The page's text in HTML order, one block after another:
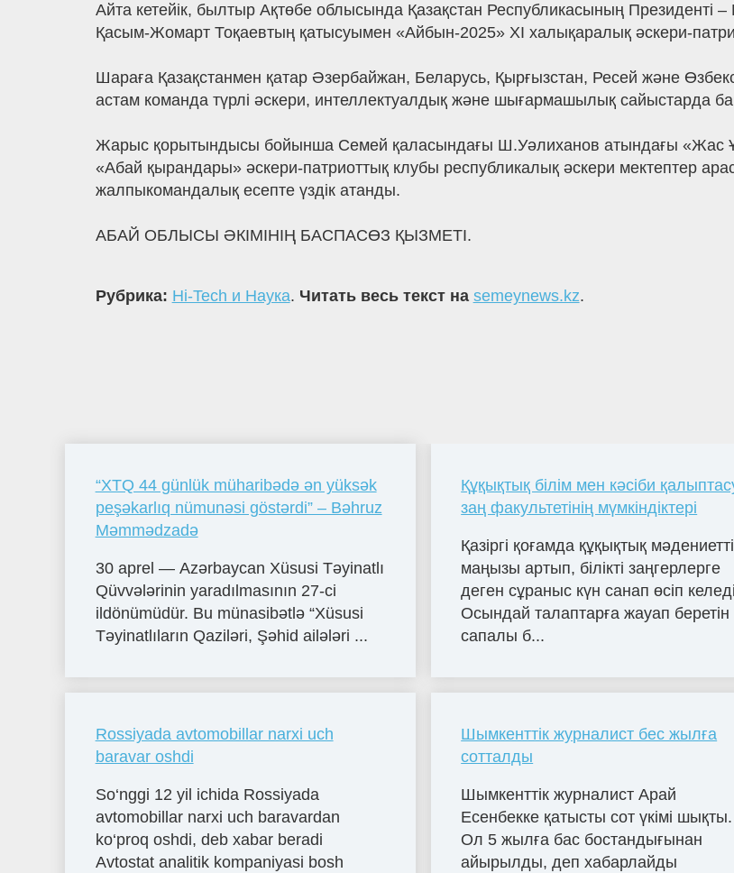
Айта кетейік, былтыр Ақтөбе облысында Қазақстан Республикасының
Қасым-Жомарт Тоқаевтың қатысуымен «Айбын-2025» XI халықаралық әскери-
Шараға Қазақстанмен қатар Әзербайжан, Беларусь, Қырғызстан, Ресей және
астам команда түрлі әскери, интеллектуалдық және шығармашылық сайыстарда
Жарыс қорытындысы бойынша Семей қаласындағы Ш.Уәлиханов атындағы «Жас
«Абай қырандары» әскери-патриоттық клубы республикалық әскери мектептер
жалпыкомандалық есепте үздік атанды.
АБАЙ ОБЛЫСЫ ӘКІМІНІҢ БАСПАСӨЗ ҚЫЗМЕТІ.
Рубрика: Hi-Tech и Наука. Читать весь текст на semeynews.kz.
“XTQ 44 günlük müharibədə ən yüksək
peşəkarlıq nümunəsi göstərdi” – Bəhruz
Məmmədzadə
30 aprel — Azərbaycan Xüsusi Təyinatlı
Qüvvələrinin yaradılmasının 27-ci
ildönümüdür. Bu münasibətlə “Xüsusi
Təyinatlıların Qaziləri, Şəhid ailələri ...
Rossiyada avtomobillar narxi uch
baravar oshdi
So‘nggi 12 yil ichida Rossiyada
avtomobillar narxi uch baravardan
ko‘proq oshdi, deb xabar beradi
Avtostat analitik kompaniyasi bosh
Құқықтық білім мен кәсіби
заң факультетінің мүмкіндіктері
Қазіргі қоғамда құқықтық
маңызы артып, білікті заңгерлерге
деген сұраныс күн санап өсіп
Осындай талаптарға жауап беретін
сапалы б...
Шымкенттік журналист бес жылға
сотталды
Шымкенттік журналист Арай
Есенбекке қатысты сот үкімі шықты.
Ол 5 жылға бас бостандығынан
айырылды, деп хабарлайды